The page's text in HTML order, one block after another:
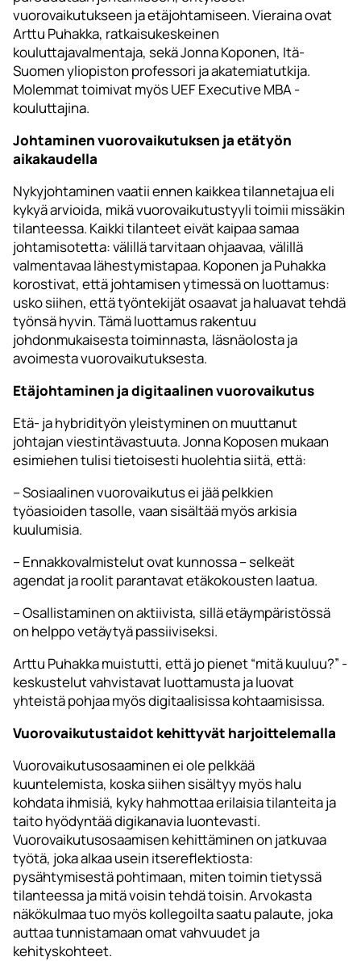
vuorovaikutukseen ja etäjohtamiseen. Vieraina ovat
Arttu Puhakka, ratkaisukeskeinen
kouluttajavalmentaja, sekä Jonna Koponen, Itä-
Suomen yliopiston professori ja akatemiatutkija.
Molemmat toimivat myös UEF Executive MBA -
kouluttajina.
Johtaminen vuorovaikutuksen ja etätyön
aikakaudella
Nykyjohtaminen vaatii ennen kaikkea tilannetajua eli
kykyä arvioida, mikä vuorovaikutustyyli toimii missäkin
tilanteessa. Kaikki tilanteet eivät kaipaa samaa
johtamisotetta: välillä tarvitaan ohjaavaa, välillä
valmentavaa lähestymistapaa. Koponen ja Puhakka
korostivat, että johtamisen ytimessä on luottamus:
usko siihen, että työntekijät osaavat ja haluavat tehdä
työnsä hyvin. Tämä luottamus rakentuu
johdonmukaisesta toiminnasta, läsnäolosta ja
avoimesta vuorovaikutuksesta.
Etäjohtaminen ja digitaalinen vuorovaikutus
Etä- ja hybridityön yleistyminen on muuttanut
johtajan viestintävastuuta. Jonna Koposen mukaan
esimiehen tulisi tietoisesti huolehtia siitä, että:
– Sosiaalinen vuorovaikutus ei jää pelkkien
työasioiden tasolle, vaan sisältää myös arkisia
kuulumisia.
– Ennakkovalmistelut ovat kunnossa – selkeät
agendat ja roolit parantavat etäkokousten laatua.
– Osallistaminen on aktiivista, sillä etäympäristössä
on helppo vetäytyä passiiviseksi.
Arttu Puhakka muistutti, että jo pienet “mitä kuuluu?” -
keskustelut vahvistavat luottamusta ja luovat
yhteistä pohjaa myös digitaalisissa kohtaamisissa.
Vuorovaikutustaidot kehittyvät harjoittelemalla
Vuorovaikutusosaaminen ei ole pelkkää
kuuntelemista, koska siihen sisältyy myös halu
kohdata ihmisiä, kyky hahmottaa erilaisia tilanteita ja
taito hyödyntää digikanavia luontevasti.
Vuorovaikutusosaamisen kehittäminen on jatkuvaa
työtä, joka alkaa usein itsereflektiosta:
pysähtymisestä pohtimaan, miten toimin tietyssä
tilanteessa ja mitä voisin tehdä toisin. Arvokasta
näkökulmaa tuo myös kollegoilta saatu palaute, joka
auttaa tunnistamaan omat vahvuudet ja
kehityskohteet.